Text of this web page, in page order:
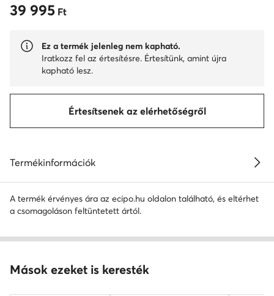
39 995 Ft
39 995 Ft
Ez a termék jelenleg nem kapható.
Iratkozz fel az értesítésre. Értesítünk, amint újra
kapható lesz.
Értesítsenek az elérhetőségről
Termékinformációk
A termék érvényes ára az ecipo.hu oldalon található, és eltérhet
a csomagoláson feltüntetett ártól.
Mások ezeket is keresték